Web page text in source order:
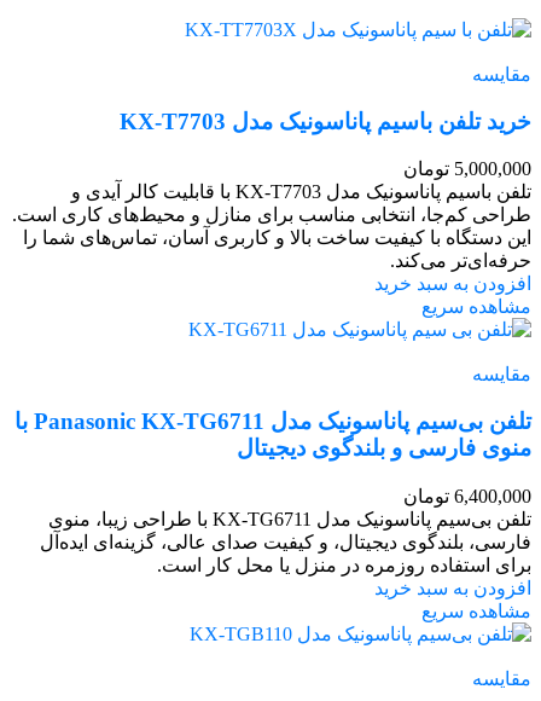
مقایسه
خرید تلفن باسیم پاناسونیک مدل KX-T7703
5,000,000 تومان
تلفن باسیم پاناسونیک مدل KX-T7703 با قابلیت کالر آیدی و
طراحی کم‌جا، انتخابی مناسب برای منازل و محیط‌های کاری است.
این دستگاه با کیفیت ساخت بالا و کاربری آسان، تماس‌های شما را
حرفه‌ای‌تر می‌کند.
افزودن به سبد خرید
مشاهده سریع
مقایسه
تلفن بی‌سیم پاناسونیک مدل Panasonic KX-TG6711 با
منوی فارسی و بلندگوی دیجیتال
6,400,000 تومان
تلفن بی‌سیم پاناسونیک مدل KX-TG6711 با طراحی زیبا، منوی
فارسی، بلندگوی دیجیتال، و کیفیت صدای عالی، گزینه‌ای ایده‌آل
برای استفاده روزمره در منزل یا محل کار است.
افزودن به سبد خرید
مشاهده سریع
مقایسه